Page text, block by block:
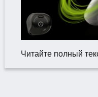
Читайте полный